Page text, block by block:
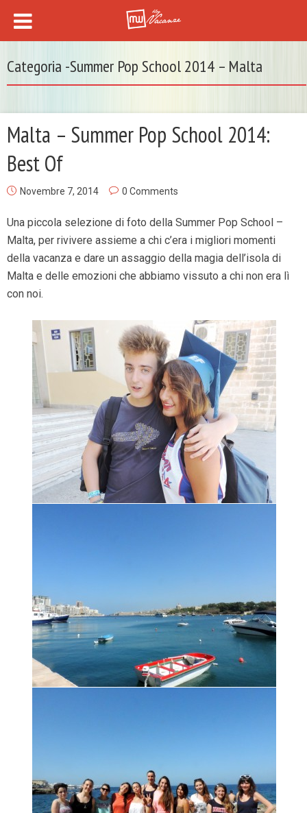
Categoria -Summer Pop School 2014 – Malta
Malta – Summer Pop School 2014:
Best Of
Novembre 7, 2014 0 Comments
Una piccola selezione di foto della Summer Pop School –
Malta, per rivivere assieme a chi c’era i migliori momenti
della vacanza e dare un assaggio della magia dell’isola di
Malta e delle emozioni che abbiamo vissuto a chi non era lì
con noi.